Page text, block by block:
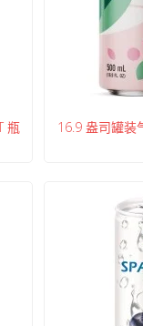
瓶 16.9 盎司罐装